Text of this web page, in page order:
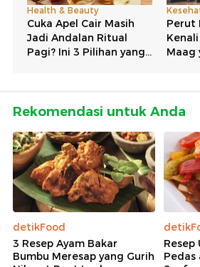
Rekomendasi untuk Anda
detikFood
3 Resep Ayam Bakar
Bumbu Meresap yang Gurih
Resep
Pedas